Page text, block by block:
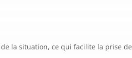
la situation, ce qui facilite la prise de